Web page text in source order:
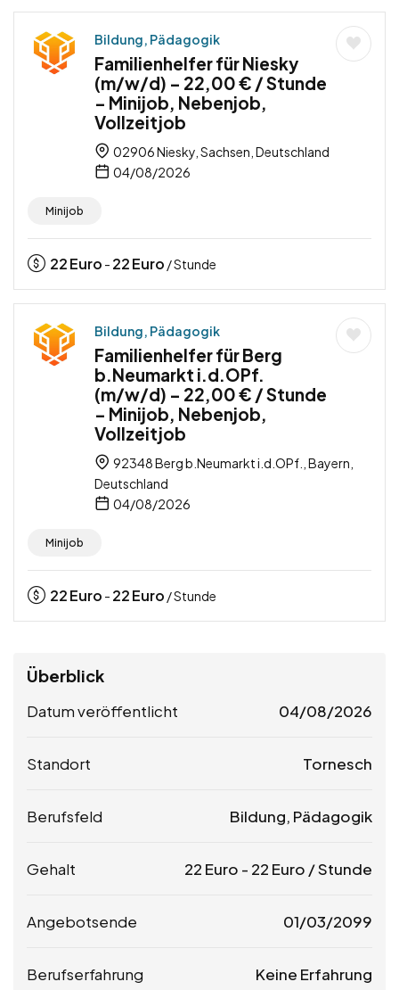
Bildung, Pädagogik
Familienhelfer für Niesky
(m/w/d) – 22,00 € / Stunde
– Minijob, Nebenjob,
Vollzeitjob
02906 Niesky, Sachsen, Deutschland
04/08/2026
Minijob
22Euro - 22Euro / Stunde
Bildung, Pädagogik
Familienhelfer für Berg
b.Neumarkt i.d.OPf.
(m/w/d) – 22,00 € / Stunde
– Minijob, Nebenjob,
Vollzeitjob
92348 Berg b.Neumarkt i.d.OPf., Bayern,
Deutschland
04/08/2026
Minijob
22Euro - 22Euro / Stunde
Überblick
Datum veröffentlicht 04/08/2026
Standort Tornesch
Berufsfeld Bildung, Pädagogik
Gehalt 22 Euro - 22 Euro / Stunde
Angebotsende 01/03/2099
Berufserfahrung Keine Erfahrung